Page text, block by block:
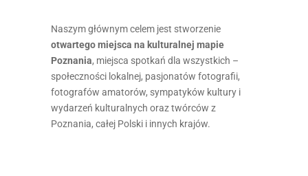
Naszym głównym celem jest stworzenie
otwartego miejsca na kulturalnej mapie
Poznania, miejsca spotkań dla wszystkich –
społeczności lokalnej, pasjonatów fotografii,
fotografów amatorów, sympatyków kultury i
wydarzeń kulturalnych oraz twórców z
Poznania, całej Polski i innych krajów.